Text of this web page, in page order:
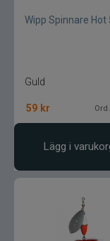
Wipp Spinnare Hot
Guld
59 kr
Lägg i